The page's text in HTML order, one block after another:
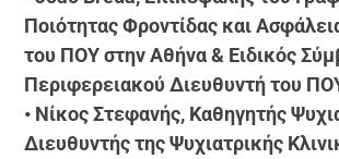
Ποιότητας Φροντίδας και
του ΠΟΥ στην Αθήνα & Ειδικός
Περιφερειακού Διευθυντή του
• Νίκος Στεφανής, Καθηγητής
Διευθυντής της Ψυχιατρικής